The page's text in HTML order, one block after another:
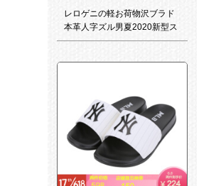
レロゲニの軽お荷物沢ブラド
本革人字ズル男夏2020新型ス
ッパ室外外外外用スライド止